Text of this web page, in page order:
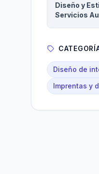
Diseño y
Servicios
Diseño de
Imprentas y